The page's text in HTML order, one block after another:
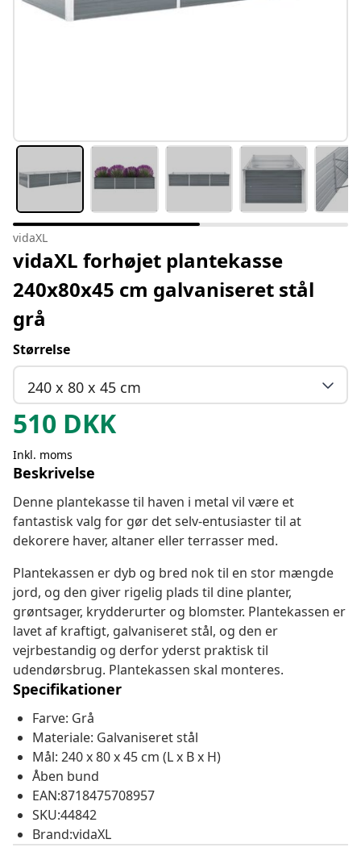
vidaXL
vidaXL forhøjet plantekasse
240x80x45 cm galvaniseret stål
grå
Størrelse
240 x 80 x 45 cm
510 DKK
Inkl. moms
Beskrivelse
Denne plantekasse til haven i metal vil være et
fantastisk valg for gør det selv-entusiaster til at
dekorere haver, altaner eller terrasser med.
Plantekassen er dyb og bred nok til en stor mængde
jord, og den giver rigelig plads til dine planter,
grøntsager, krydderurter og blomster. Plantekassen er
lavet af kraftigt, galvaniseret stål, og den er
vejrbestandig og derfor yderst praktisk til
udendørsbrug. Plantekassen skal monteres.
Specifikationer
Farve: Grå
Materiale: Galvaniseret stål
Mål: 240 x 80 x 45 cm (L x B x H)
Åben bund
EAN:8718475708957
SKU:44842
Brand:vidaXL